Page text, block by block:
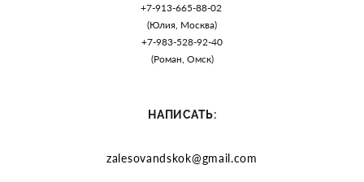
+7-913-665-88-02
(Юлия, Москва)
+7-983-528-92-40
(Роман, Омск)
НАПИСАТЬ:
zalesovandskok@gmail.com